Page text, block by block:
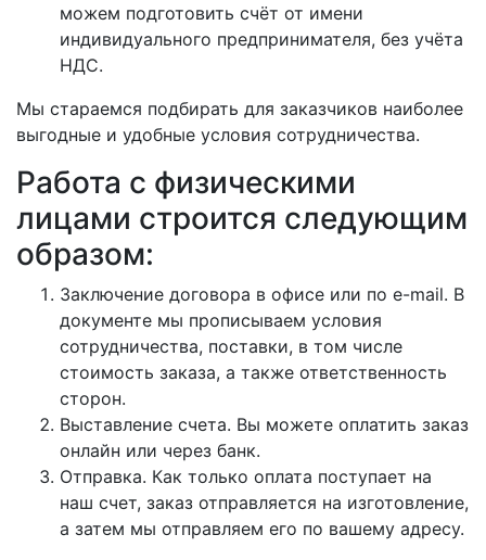
можем подготовить счёт от имени
индивидуального предпринимателя, без учёта
НДС.
Мы стараемся подбирать для заказчиков наиболее
выгодные и удобные условия сотрудничества.
Работа с физическими
лицами строится следующим
образом:
Заключение договора в офисе или по e-mail. В
документе мы прописываем условия
сотрудничества, поставки, в том числе
стоимость заказа, а также ответственность
сторон.
Выставление счета. Вы можете оплатить заказ
онлайн или через банк.
Отправка. Как только оплата поступает на
наш счет, заказ отправляется на изготовление,
а затем мы отправляем его по вашему адресу.